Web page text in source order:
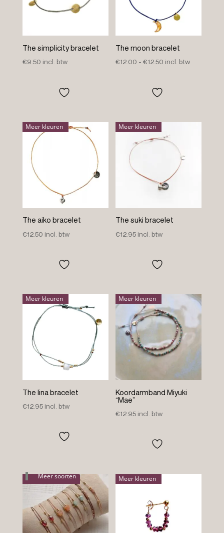
The simplicity bracelet
€9.50 incl. btw
The moon bracelet
€12.00 - €12.50 Prijsklasse:
incl. btw
Meer kleuren
The aiko bracelet
€12.50 incl. btw
Meer kleuren
The suki bracelet
€12.95 incl. btw
Meer kleuren
The lina bracelet
€12.95 incl. btw
Meer kleuren
Koordarmband Miyuki
“Mae”
€12.95 incl. btw
Meer soorten Meer kleuren